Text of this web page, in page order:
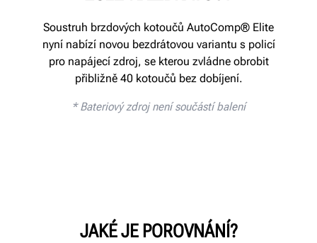
Soustruh brzdových kotoučů AutoComp® Elite
nyní nabízí novou bezdrátovou variantu s policí
pro napájecí zdroj, se kterou zvládne obrobit
přibližně 40 kotoučů bez dobíjení.
* Bateriový zdroj není součástí balení
JAKÉ JE POROVNÁNÍ?